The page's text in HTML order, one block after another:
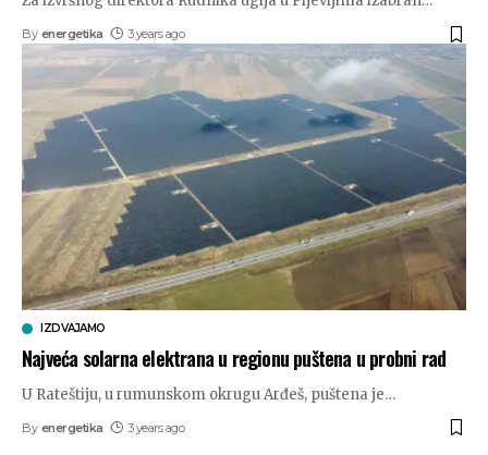
By energetika 3 years ago
IZDVAJAMO
Najveća solarna elektrana u regionu puštena u probni rad
U Rateštiju, u rumunskom okrugu Arđeš, puštena je…
By energetika 3 years ago